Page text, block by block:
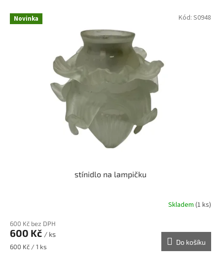
Novinka
stínidlo na lampičku
Skladem (1 ks)
600 Kč bez DPH
600 Kč / ks
Měrná
600 Kč / 1 ks
Do košíku
Kód: S0948